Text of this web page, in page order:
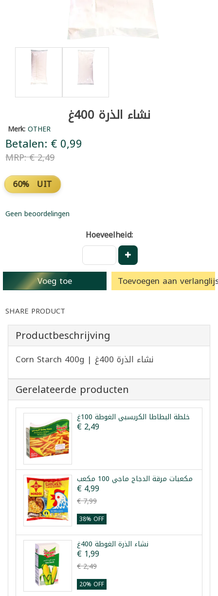
نشاء الذرة 400غ
Merk:OTHER
Betalen: € 0,99
MRP: € 2,49
60% UIT
Geen beoordelingen
Hoeveelheid:
Voeg toe Toevoegen aan
SHARE PRODUCT
Productbeschrijving
Corn Starch 400g | نشاء الذرة 400غ
Gerelateerde producten
خلطة البطاطا الكريسبي الغوطة 100غ
€ 2,49
مكعبات مرقة الدجاج ماجي 100 مكعب
€ 4,99
€ 7,99
38% OFF
نشاء الذرة الغوطة 400غ
€ 1,99
€ 2,49
20% OFF